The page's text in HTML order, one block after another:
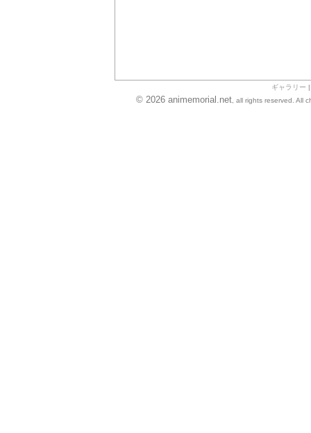
ギャラリー
© 2026 animemorial.net , all rights reserved. All